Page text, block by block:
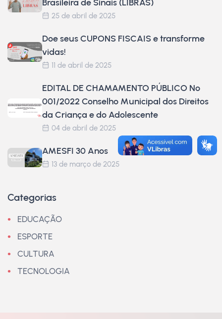
Brasileira de Sinais (LIBRAS)
25 de abril de 2025
Doe seus CUPONS FISCAIS e transforme
vidas!
11 de abril de 2025
EDITAL DE CHAMAMENTO PÚBLICO Nº
001/2022 Conselho Municipal dos Direitos
da Criança e do Adolescente
04 de abril de 2025
AMESFI 30 Anos
13 de março de 2025
Categorias
EDUCAÇÃO
ESPORTE
CULTURA
TECNOLOGIA